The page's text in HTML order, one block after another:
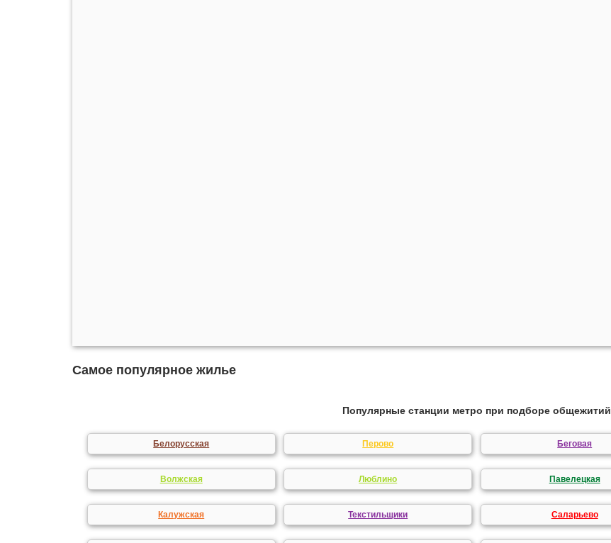
Самое популярное жилье
Популярные станции метро при подборе общежитий
Белорусская Перово Беговая
Волжская Люблино Павелецкая
Калужская Текстильщики Саларьево